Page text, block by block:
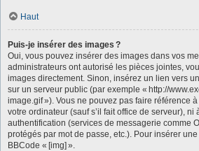
Haut
Puis-je insérer des images ?
Oui, vous pouvez insérer des images dans vos
administrateurs ont autorisé les pièces jointes,
images directement. Sinon, insérez un lien vers
sur un serveur public (par exemple « http://
image.gif »). Vous ne pouvez pas faire référence
votre ordinateur (sauf s’il fait office de serveur),
authentification (services de messagerie comme
protégés par mot de passe, etc.). Pour insérer
BBCode « [img] ».